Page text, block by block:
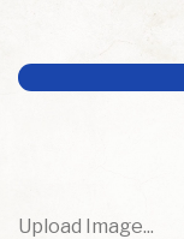
Upload Image...